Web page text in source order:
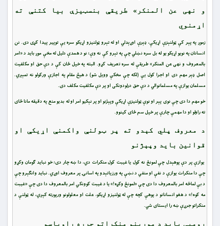
و نهی عن المنکر» طریقې بنسټیزې بیا کتنې ته
اړمنوي
زموږ په پېر کې ټولنېزې اړیکې، ډېرې اوړېدلي او له تېرو ټولنیزو اړیکو سره یې توپیر پیدا کړی دی. نن
انسانان په نویو اړیکو یو له بل سره نښلي چې په تېرو کې نه وې؛ نو د همدې دلیل له مخې موږ باید د «امر
بالمعروف و نهی عن المنکر» طریقې له سره تعریف کړو. البته په خپل ځان کې د دې حق او مکلفیت
اصل ډېر مهم دی او اجرا کول یې (لکه چې مخکې وویل شو) د هیڅ مقام په اجازې ورکولو نه تمېږي.
مسلمان یوازې په مسلمانوالي د دې حق درلودونکی او پر دې مکلفیت مکلف دی.
خو مهم دا دی چې نوی پېر او نوې ټولنیزې اړیکې وپېژنو او پر نېکیو امر او له بدیو منع په دقیقه مانا ځای
ته راولو او دا مهمې چارې پر خپل سم ځای کینوو.
د معروف پلي کېدو ته پر ټولنې واکمنې اړیکې او
قوانین باید وپېژنو
یوازې پر دې پوهېدل چې لمونځ نه کول یا غیبت کول منکرات دي، دا ښه چار دی؛ خو نباید ګومان وکړو
چې دا منکرات یوازې د نفې او منفي د نښې په ورزیاتېدو په اسانۍ پر معروف اوړي. نباید وانګېرو چې
د بې لماځه امر بالمعروف دا دی چې «لمونځ وکړه!» یا د غیبت کوونکي امر بالمعروف دا دی چې «غیبت
مه کوه!» د هغو انسانانو د پوهې کچه چې له ټولنیزو اړیکو، علت او معلولونو ورپورته کېږي، له ټولنې د
منکراتو جرړې ښه را ایستای شي.
ړومبی باید د مورینو منکراتو جرړه راوباسو